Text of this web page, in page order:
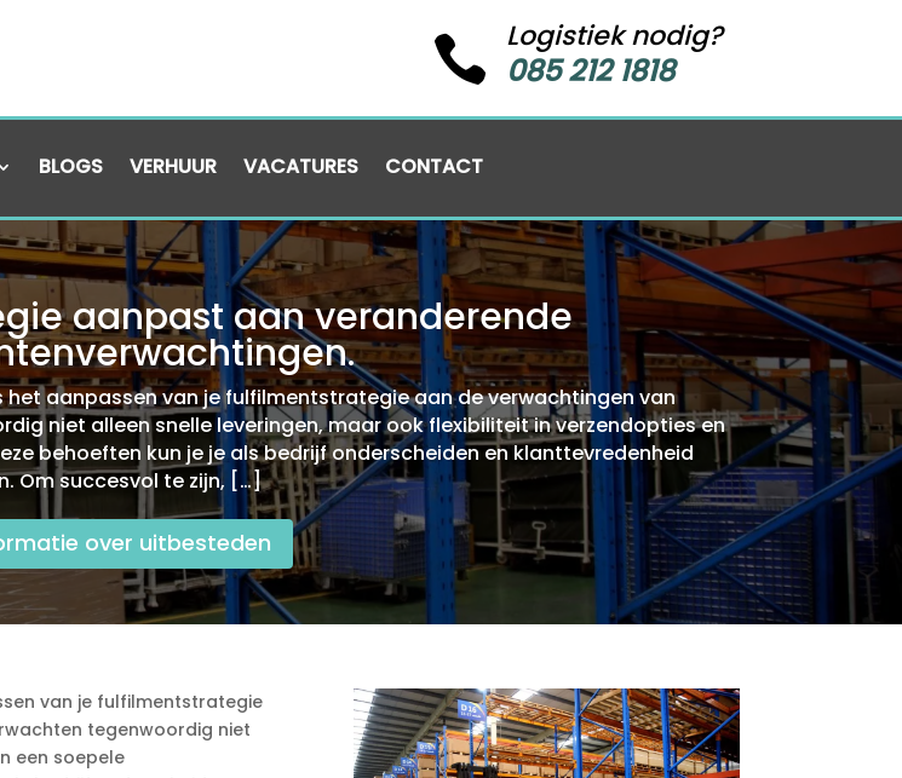
 Logistiek nodig?
085 212 1818
BLOGS VERHUUR VACATURES CONTACT
aanpast aan veranderende
aanpassen van je fulfilmentstrategie aan de verwachtingen van
niet alleen snelle leveringen, maar ook flexibiliteit in verzendopties en
behoeften kun je je als bedrijf onderscheiden en klanttevredenheid
Om succesvol te zijn, […]
over uitbesteden
van je fulfilmentstrategie
tegenwoordig niet
een soepele